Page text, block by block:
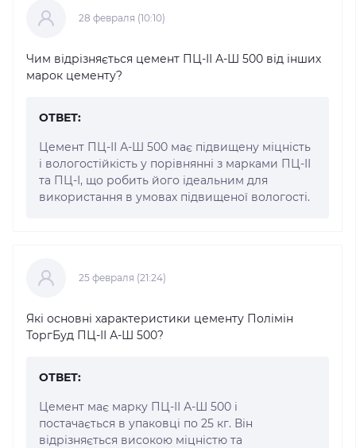
28 февраля (10:10)
Чим відрізняється цемент ПЦ-ІІ А-Ш 500 від інших
марок цементу?
ОТВЕТ:
Цемент ПЦ-ІІ А-Ш 500 має підвищену міцність
і вологостійкість у порівнянні з марками ПЦ-ІІ
та ПЦ-І, що робить його ідеальним для
використання в умовах підвищеної вологості.
25 февраля (21:24)
Які основні характеристики цементу Полімін
ТоргБуд ПЦ-ІІ А-Ш 500?
ОТВЕТ:
Цемент має марку ПЦ-ІІ А-Ш 500 і
постачається в упаковці по 25 кг. Він
відрізняється високою міцністю та